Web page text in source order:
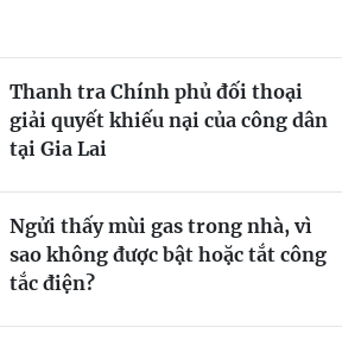
Thanh tra Chính phủ đối thoại
giải quyết khiếu nại của công dân
tại Gia Lai
Ngửi thấy mùi gas trong nhà, vì
sao không được bật hoặc tắt công
tắc điện?